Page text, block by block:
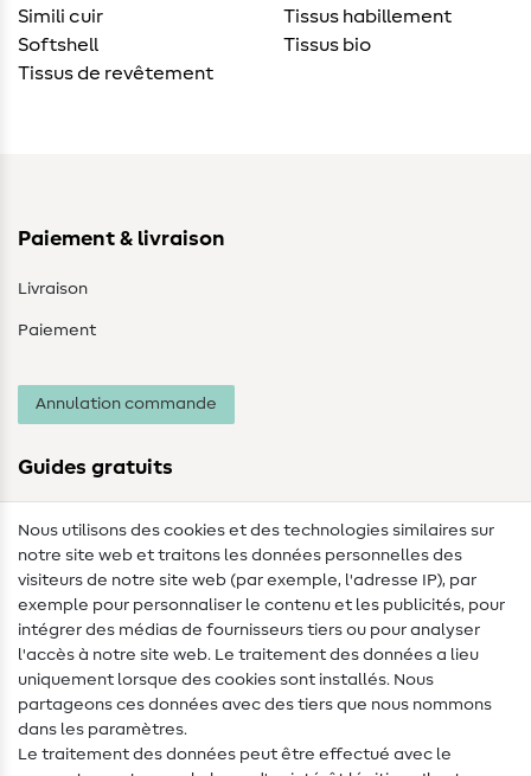
Simili cuir
Softshell
Tissus de revêtement
Tissus habillement
Tissus bio
Paiement & livraison
Livraison
Paiement
Annulation commande
Guides gratuits
Lexique de couture
Tutos de couture
Aide & contact
Contact
Changement de propriétaire
Nous utilisons des cookies et des technologies similaires sur
notre site web et traitons les données personnelles des
visiteurs de notre site web (par exemple, l'adresse IP), par
exemple pour personnaliser le contenu et les publicités, pour
intégrer des médias de fournisseurs tiers ou pour analyser
l'accès à notre site web. Le traitement des données a lieu
uniquement lorsque des cookies sont installés. Nous
partageons ces données avec des tiers que nous nommons
dans les paramètres.
Le traitement des données peut être effectué avec le